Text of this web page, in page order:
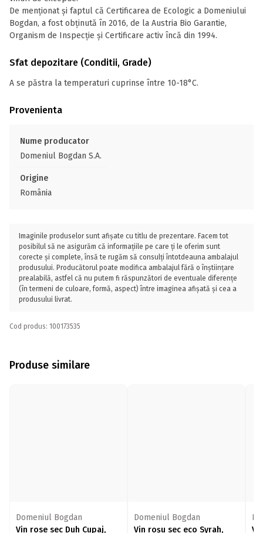
De menționat și faptul că Certificarea de Ecologic a Domeniului
Bogdan, a fost obținută în 2016, de la Austria Bio Garantie,
Organism de Inspecție și Certificare activ încă din 1994.
Sfat depozitare (Conditii, Grade)
A se păstra la temperaturi cuprinse între 10-18°C.
Provenienta
Nume producator
Domeniul Bogdan S.A.
Origine
România
Imaginile produselor sunt afișate cu titlu de prezentare. Facem tot
posibilul să ne asigurăm că informațiile pe care ți le oferim sunt
corecte și complete, însă te rugăm să consulți întotdeauna ambalajul
produsului. Producătorul poate modifica ambalajul fără o înștiințare
prealabilă, astfel că nu putem fi răspunzători de eventuale diferențe
(în termeni de culoare, formă, aspect) între imaginea afișată și cea a
produsului livrat.
Cod produs: 100173535
Produse similare
Domeniul Bogdan
Vin rose sec Duh Cupaj,
Domeniul Bogdan
Vin roșu sec eco Syrah,